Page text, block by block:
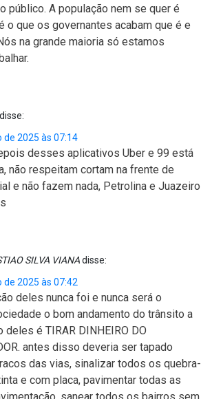
público. A população nem se quer é
o que os governantes acabam que é e
na grande maioria só estamos
disse:
de 2025 às 07:14
desses aplicativos Uber e 99 está
não respeitam cortam na frente de
e não fazem nada, Petrolina e Juazeiro
SILVA VIANAdisse:
de 2025 às 07:42
deles nunca foi e nunca será o
o bom andamento do trânsito a
deles é TIRAR DINHEIRO DO
antes disso deveria ser tapado
das vias, sinalizar todos os quebra-
e com placa, pavimentar todas as